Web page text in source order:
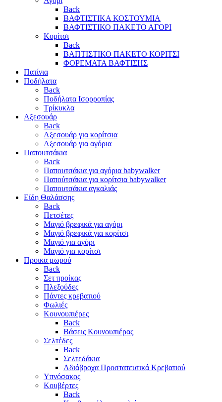
Back
ΒΑΦΤΙΣΤΙΚΑ ΚΟΣΤΟΥΜΙΑ
ΒΑΦΤΙΣΤΙΚΟ ΠΑΚΕΤΟ ΑΓΟΡΙ
Κορίτσι
Back
ΒΑΠΤΙΣΤΙΚΟ ΠΑΚΕΤΟ ΚΟΡΙΤΣΙ
ΦΟΡΕΜΑΤΑ ΒΑΦΤΙΣΗΣ
Πατίνια
Ποδήλατα
Back
Ποδήλατα Ισορροπίας
Τρίκυκλα
Αξεσουάρ
Back
Αξεσουάρ για κορίτσια
Αξεσουάρ για αγόρια
Παπουτσάκια
Back
Παπουτσάκια για αγόρια babywalker
Παπούτσάκια για κορίτσια babywalker
Παπουτσάκια αγκαλιάς
Είδη Θαλάσσης
Back
Πετσέτες
Μαγιό βρεφικά για αγόρι
Μαγιό βρεφικά για κορίτσι
Μαγιό για αγόρι
Μαγιό για κορίτσι
Προικα μωρού
Back
Σετ προίκας
Πλεξούδες
Πάντες κρεβατιού
Φωλιές
Κουνουπιέρες
Back
Βάσεις Κουνουπιέρας
Σελτέδες
Back
Σελτεδάκια
Αδιάβροχα Προστατευτικά Κρεβατιού
Υπνόσακος
Κουβέρτες
Back